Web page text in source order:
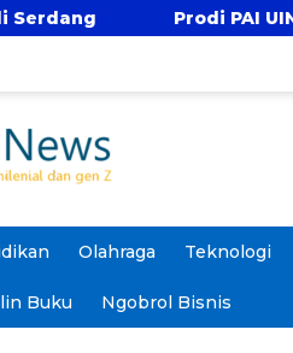
PAI UIN Jakarta Genjot
Olahraga Teknologi
Buku Ngobrol Bisnis